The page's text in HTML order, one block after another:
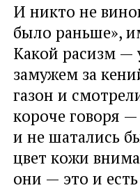
И никто не
было раньше»,
Какой расизм —
замужем за
газон и
короче говоря
и не шатались
цвет кожи
они — это и